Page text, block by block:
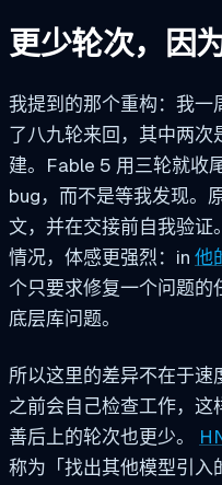
更少轮次，因
我提到的那个重构：我一
了八九轮来回，其中两
建。Fable 5 用三轮就收
bug，而不是等我发现。
文，并在交接前自我验证
情况，体感更强烈：in 他
个只要求修复一个问题
底层库问题。
所以这里的差异不在于
之前会自己检查工作，
善后上的轮次也更少。
称为「找出其他模型引入